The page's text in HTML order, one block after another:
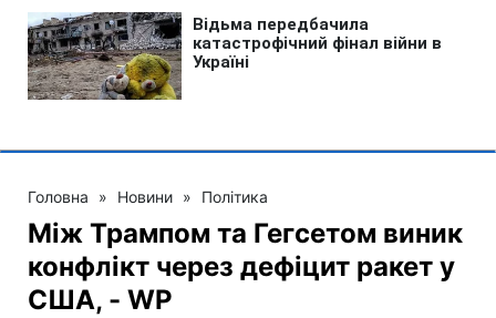
Головна » Новини » Політика
Між Трампом та Гегсетом виник
конфлікт через дефіцит ракет у
США, - WP